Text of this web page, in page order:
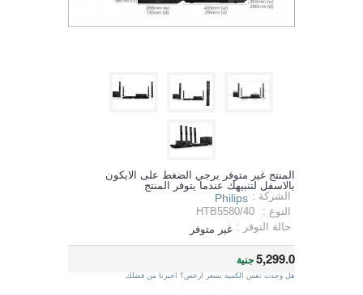
المنتج غير متوفر يرجي الضغط على الايكون
بالاسفل لتنبيهك عندما يتوفر المنتج
الشركة : Philips
النوع :
HTB5580/40
حالة التوفر : غير متوفر
5,299.0جنية
هل وجدت نفس الكمية بسعر ارخص؟ اخبرنا من فضلك